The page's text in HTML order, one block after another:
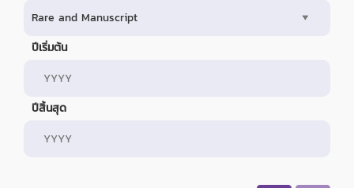
ปีเริ่มต้น
ปีสิ้นสุด